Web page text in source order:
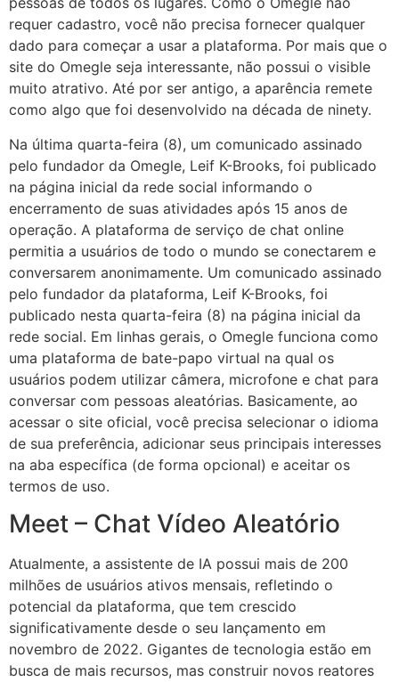
requer cadastro, você não precisa fornecer qualquer
dado para começar a usar a plataforma. Por mais que o
site do Omegle seja interessante, não possui o visible
muito atrativo. Até por ser antigo, a aparência remete
como algo que foi desenvolvido na década de ninety.
Na última quarta-feira (8), um comunicado assinado
pelo fundador da Omegle, Leif K-Brooks, foi publicado
na página inicial da rede social informando o
encerramento de suas atividades após 15 anos de
operação. A plataforma de serviço de chat online
permitia a usuários de todo o mundo se conectarem e
conversarem anonimamente. Um comunicado assinado
pelo fundador da plataforma, Leif K-Brooks, foi
publicado nesta quarta-feira (8) na página inicial da
rede social. Em linhas gerais, o Omegle funciona como
uma plataforma de bate-papo virtual na qual os
usuários podem utilizar câmera, microfone e chat para
conversar com pessoas aleatórias. Basicamente, ao
acessar o site oficial, você precisa selecionar o idioma
de sua preferência, adicionar seus principais interesses
na aba específica (de forma opcional) e aceitar os
termos de uso.
Meet – Chat Vídeo Aleatório
Atualmente, a assistente de IA possui mais de 200
milhões de usuários ativos mensais, refletindo o
potencial da plataforma, que tem crescido
significativamente desde o seu lançamento em
novembro de 2022. Gigantes de tecnologia estão em
busca de mais recursos, mas construir novos reatores